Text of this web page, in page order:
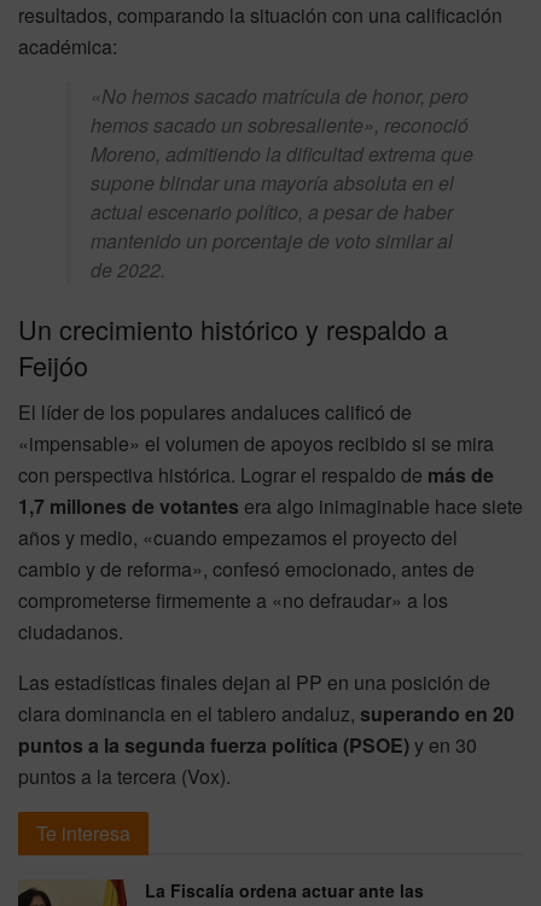
resultados, comparando la situación con una calificación
académica:
«No hemos sacado matrícula de honor, pero
hemos sacado un sobresaliente», reconoció
Moreno, admitiendo la dificultad extrema que
supone blindar una mayoría absoluta en el
actual escenario político, a pesar de haber
mantenido un porcentaje de voto similar al
de 2022.
Un crecimiento histórico y respaldo a
Feijóo
El líder de los populares andaluces calificó de
«impensable» el volumen de apoyos recibido si se mira
con perspectiva histórica. Lograr el respaldo de más de
1,7 millones de votantes era algo inimaginable hace siete
años y medio, «cuando empezamos el proyecto del
cambio y de reforma», confesó emocionado, antes de
comprometerse firmemente a «no defraudar» a los
ciudadanos.
Las estadísticas finales dejan al PP en una posición de
clara dominancia en el tablero andaluz, superando en 20
puntos a la segunda fuerza política (PSOE)y en 30
puntos a la tercera (Vox).
Te interesa
La Fiscalía ordena actuar ante las